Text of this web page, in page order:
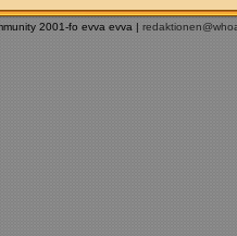
2001-fo evva evva |